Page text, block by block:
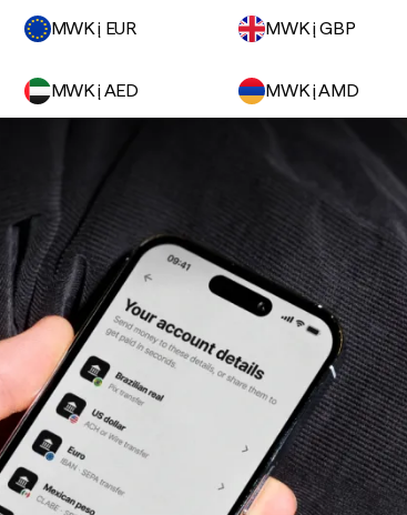
MWK į EUR MWK į GBP
MWK į AED MWK į AMD